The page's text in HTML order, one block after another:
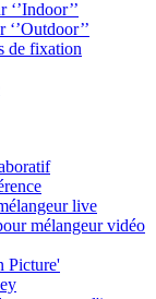
de fixation
live
mélangeur vidéo
Picture'